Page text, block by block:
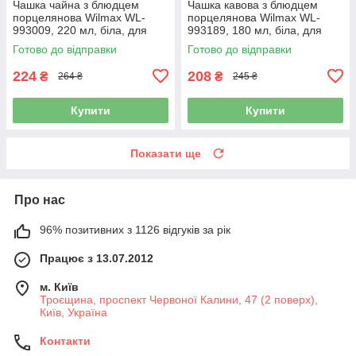
Чашка чайна з блюдцем
порцелянова Wilmax WL-
993009, 220 мл, біла, для
чаю
Готово до відправки
224 ₴ 264 ₴
Купити
Чашка кавова з блюдцем
порцелянова Wilmax WL-
993189, 180 мл, біла, для
еспресо і капучино
Готово до відправки
208 ₴ 245 ₴
Купити
Показати ще
Про нас
96% позитивних з 1126 відгуків за рік
Працює з 13.07.2012
м. Київ
Троєщина, проспект Червоної Калини, 47 (2 поверх),
Київ, Україна
Контакти